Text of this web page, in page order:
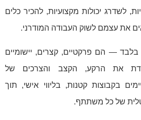
לשדרג יכולות מקצועיות, להכיר כלים
את עצמם לשוק העבודה המודרני.
בלבד — הם פרקטיים, קצרים, יישומיים
את הרקע, הקצב והצרכים של
בקבוצות קטנות, בליווי אישי, תוך
של כל משתתף.